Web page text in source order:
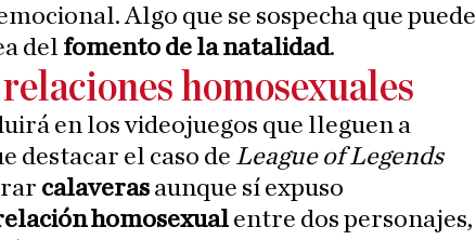
Algo que se sospecha que puede
del fomento de la natalidad.
homosexuales
en los videojuegos que lleguen a
destacar el caso de League of Legends
calaveras aunque sí expuso
homosexual entre dos personajes,